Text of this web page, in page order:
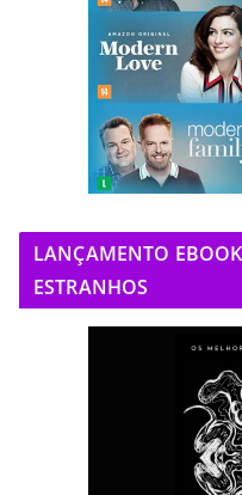
LANÇAMENTO
ESTRANHOS